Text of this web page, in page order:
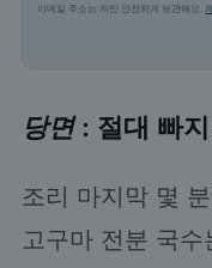
이메일 주소는 저만 안전하게 보관해요.
당면: 절대 빠
조리 마지막 몇
고구마 전분 국